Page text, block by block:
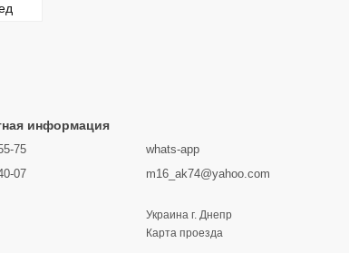
информация
75
07
whats-app
m16_ak74@yahoo.com
Украина г. Днепр
Карта проезда